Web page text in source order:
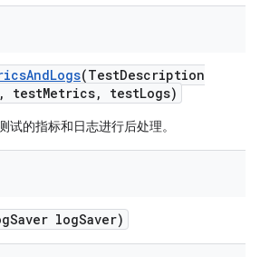
AndLogs(TestDescription
, testMetrics, testLogs)
试的指标和日志进行后处理。
Saver logSaver)